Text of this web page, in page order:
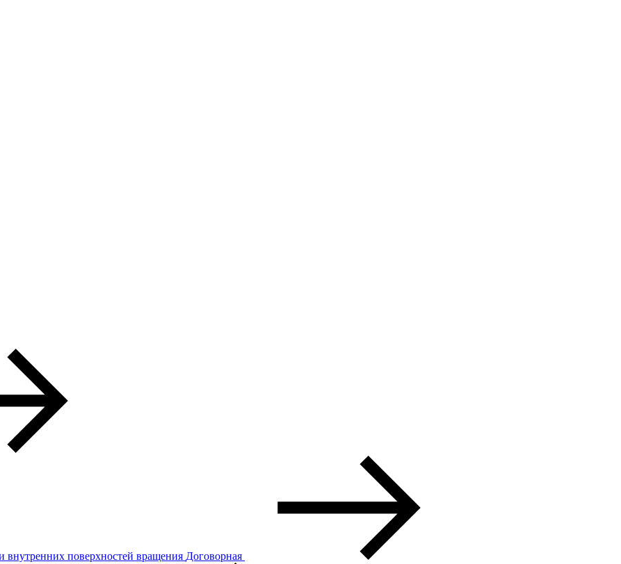
внутренних поверхностей вращения Договорная